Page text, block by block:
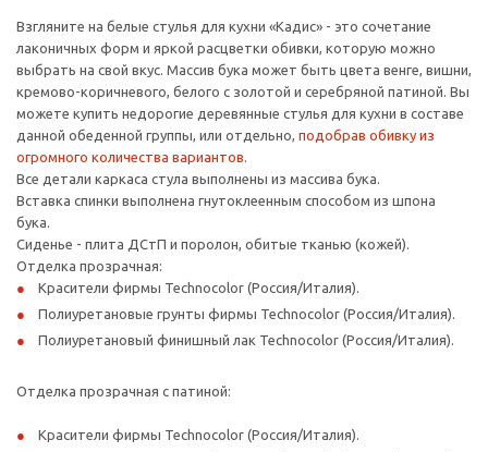
Взгляните на белые стулья для кухни «Кадис» - это сочетание
лаконичных форм и яркой расцветки обивки, которую можно
выбрать на свой вкус. Массив бука может быть цвета венге, вишни,
кремово-коричневого, белого с золотой и серебряной патиной. Вы
можете купить недорогие деревянные стулья для кухни в составе
данной обеденной группы, или отдельно, подобрав обивку из
огромного количества вариантов.
Все детали каркаса стула выполнены из массива бука.
Вставка спинки выполнена гнутоклеенным способом из шпона
бука.
Сиденье - плита ДСтП и поролон, обитые тканью (кожей).
Отделка прозрачная:
Красители фирмы Technocolor (Россия/Италия).
Полиуретановые грунты фирмы Technocolor (Россия/Италия).
Полиуретановый финишный лак Technocolor (Россия/Италия).
Отделка прозрачная с патиной:
Красители фирмы Technocolor (Россия/Италия).